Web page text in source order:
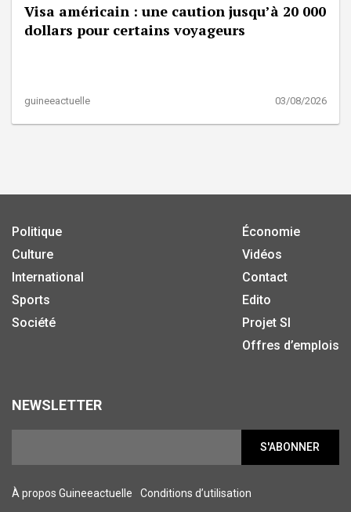
Visa américain : une caution jusqu’à 20 000
dollars pour certains voyageurs
guineeactuelle 03/08/2026
Politique
Culture
International
Sports
Société
Économie
Vidéos
Contact
Edito
Projet SI
Offres d’emplois
NEWSLETTER
S'ABONNER
À propos Guineeactuelle Conditions d’utilisation